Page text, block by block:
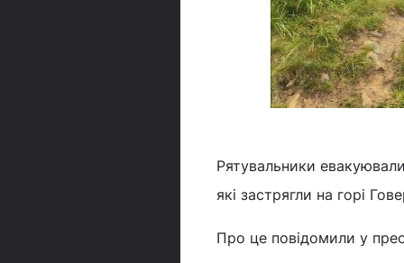
Рятувальники
які застрягли на горі
Про це повідомили у